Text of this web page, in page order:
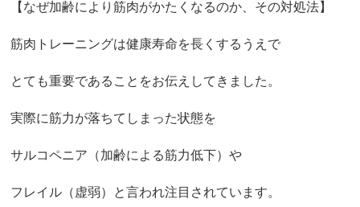
【なぜ加齢により筋肉がかたくなるのか、その対処法】
筋肉トレーニングは健康寿命を長くするうえで
とても重要であることをお伝えしてきました。
実際に筋力が落ちてしまった状態を
サルコペニア（加齢による筋力低下）や
フレイル（虚弱）と言われ注目されています。